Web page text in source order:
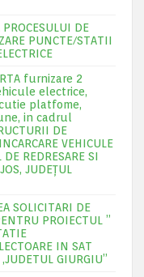
DE
PUNCTE/STATII
furnizare 2
electrice,
platfome,
in cadrul
DE
VEHICULE
REDRESARE SI
JUDEŢUL
SOLICITARI DE
PROIECTUL ”
IN SAT
GIURGIU”